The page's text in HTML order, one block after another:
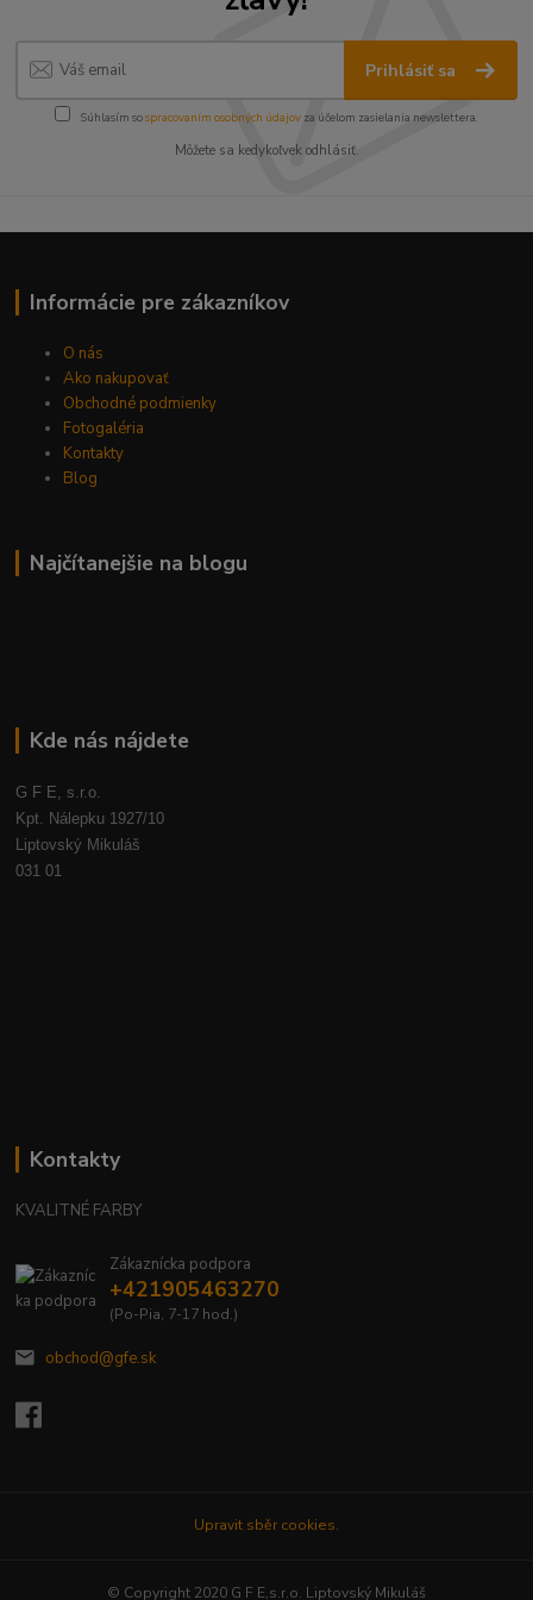
Prihlásiť sa
Súhlasím sospracovaním osobných údajov za účelom zasielania newslettera.
Môžete sa kedykoľvek odhlásiť.
Informácie pre zákazníkov
O nás
Ako nakupovať
Obchodné podmienky
Fotogaléria
Kontakty
Blog
Najčítanejšie na blogu
Kde nás nájdete
G F E, s.r.o.
Kpt. Nálepku 1927/10
Liptovský Mikuláš
031 01
Kontakty
KVALITNÉ FARBY
Zákaznícka podpora
+421905463270
(Po-Pia, 7-17 hod.)
obchod@gfe.sk
Upravit sběr cookies.
© Copyright 2020 G F E,s.r.o. Liptovský Mikuláš